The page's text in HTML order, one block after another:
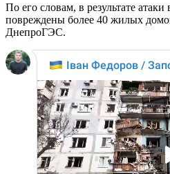
По его словам, в результате
повреждены более 40 жилых
ДнепроГЭС.